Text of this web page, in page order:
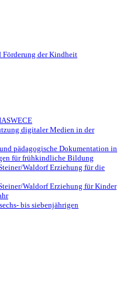
der Kindheit
digitaler Medien in der
pädagogische Dokumentation in
für frühkindliche Bildung
Waldorf Erziehung für die
Waldorf Erziehung für Kinder
bis siebenjährigen